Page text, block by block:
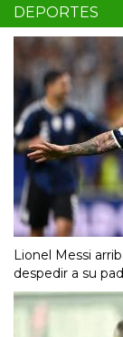
DEPORTES
Lionel Messi
despedir a su